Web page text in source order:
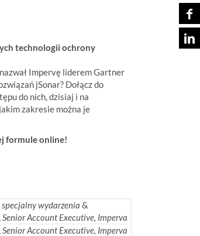
technologii ochrony
Impervę liderem Gartner
jSonar? Dołącz do
do nich, dzisiaj i na
zakresie można je
formule online!
specjalny wydarzenia &
Senior Account Executive, Imperva
Senior Account Executive, Imperva